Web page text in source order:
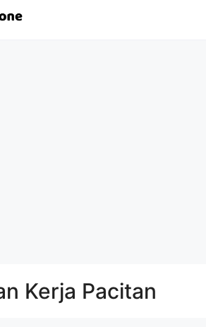
Kerja Pacitan